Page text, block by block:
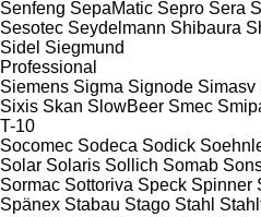
Senfeng SepaMatic Sepro Sera
Sesotec Seydelmann Shibaura
Sidel Siegmund
Professional
Siemens Sigma Signode Simasv
Sixis Skan SlowBeer Smec
T-10
Socomec Sodeca Sodick
Solar Solaris Sollich Somab
Sormac Sottoriva Speck Spinner
Spänex Stabau Stago Stahl